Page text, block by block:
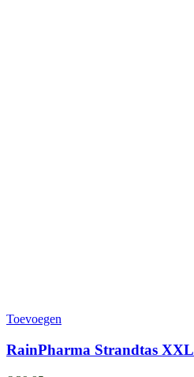
Toevoegen
RainPharma Strandtas XXL